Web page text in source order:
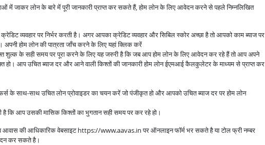
में जाकर लोन के बारे में पूरी जानकारी प्राप्त कर सकते हैं, होम लोन के लिए आवेदन करने से पहले निम्नलिखित
व्यवहार पर निर्भर करती है। अगर आपका क्रेडिट व्यवहार और सिबिल स्कोर अच्छा है तो आपको काम ब्याज पर
अपनी होम लोन की पात्रता जाँच करने के लिए यहां क्लिक करें
शुल्क के सही समय पर पूरा करने के लिए यह जरुरी है कि जब आप होम लोन के लिए आवेदन कर रहे हैं तो आप अपने
हो। आप उचित ब्याज दर और आने वाली किश्तों की जानकारी होम लोन ईएमआई कैलकुलेटर के माध्यम से प्राप्त कर
साथ-साथ उचित लोन प्रोवाइडर का चयन करें जो पंजीकृत हो और आपको उचित ब्याज दर पर होम लोन
कि आप उसकी मासिक किश्तों का भुगतान सही समय पर कर रहे हो।
की आधिकारिक वेबसाइट https://www.aavas.in पर ऑनलाइन फॉर्म भर सकते है या टोल फ्री नम्बर
कर सकते है।